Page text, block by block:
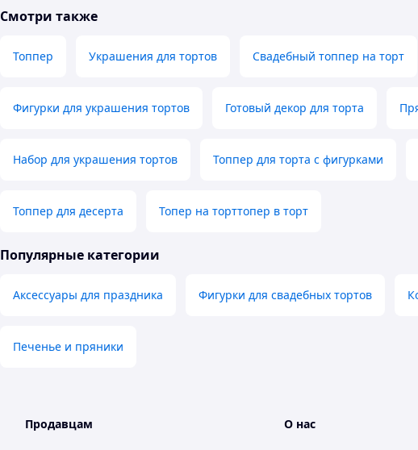
Смотри также
Топпер Украшения для тортов Свадебный топпер на торт
Фигурки для украшения тортов Готовый декор для торта
Набор для украшения тортов Топпер для торта с фигурками
Топпер для десерта Топер на торттопер в торт
Популярные категории
Аксессуары для праздника Фигурки для свадебных тортов
Печенье и пряники
Продавцам О нас